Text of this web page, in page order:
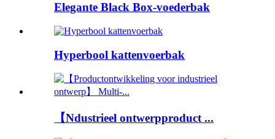
Elegante Black Box-voederbak
Hyperbool kattenvoerbak
【Ndustrieel ontwerpproduct ...